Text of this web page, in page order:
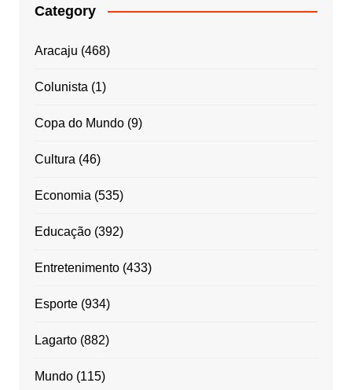
Category
Aracaju (468)
Colunista (1)
Copa do Mundo(9)
Cultura (46)
Economia (535)
Educação(392)
Entretenimento(433)
Esporte(934)
Lagarto(882)
Mundo(115)